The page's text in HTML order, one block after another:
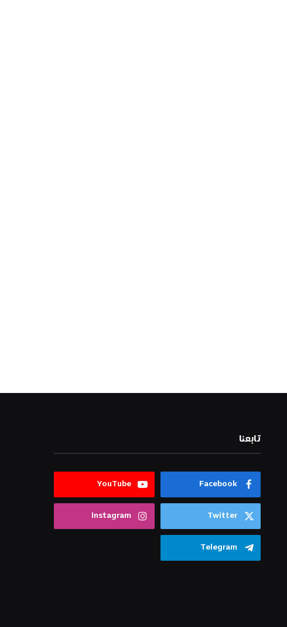
تابعنا
Facebook
YouTube
Twitter
Instagram
Telegram